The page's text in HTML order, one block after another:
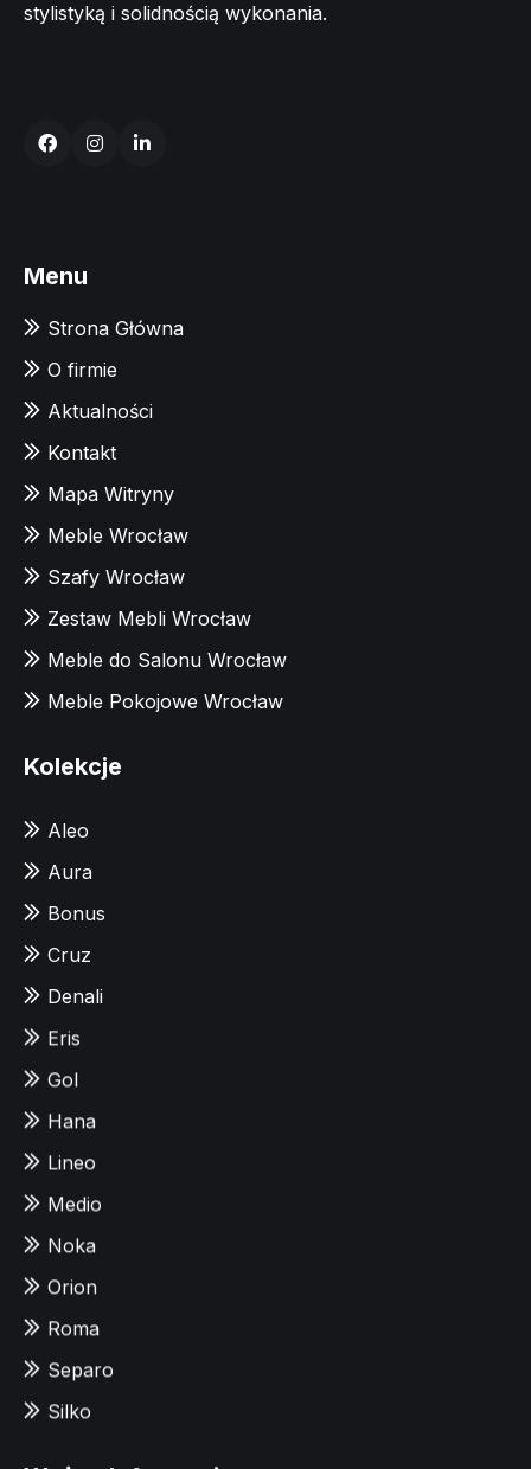
stylistyką i solidnością wykonania.
Menu
Strona Główna
O firmie
Aktualności
Kontakt
Mapa Witryny
Meble Wrocław
Szafy Wrocław
Zestaw Mebli Wrocław
Meble do Salonu Wrocław
Meble Pokojowe Wrocław
Kolekcje
Aleo
Aura
Bonus
Cruz
Denali
Eris
Gol
Hana
Lineo
Medio
Noka
Orion
Roma
Separo
Silko